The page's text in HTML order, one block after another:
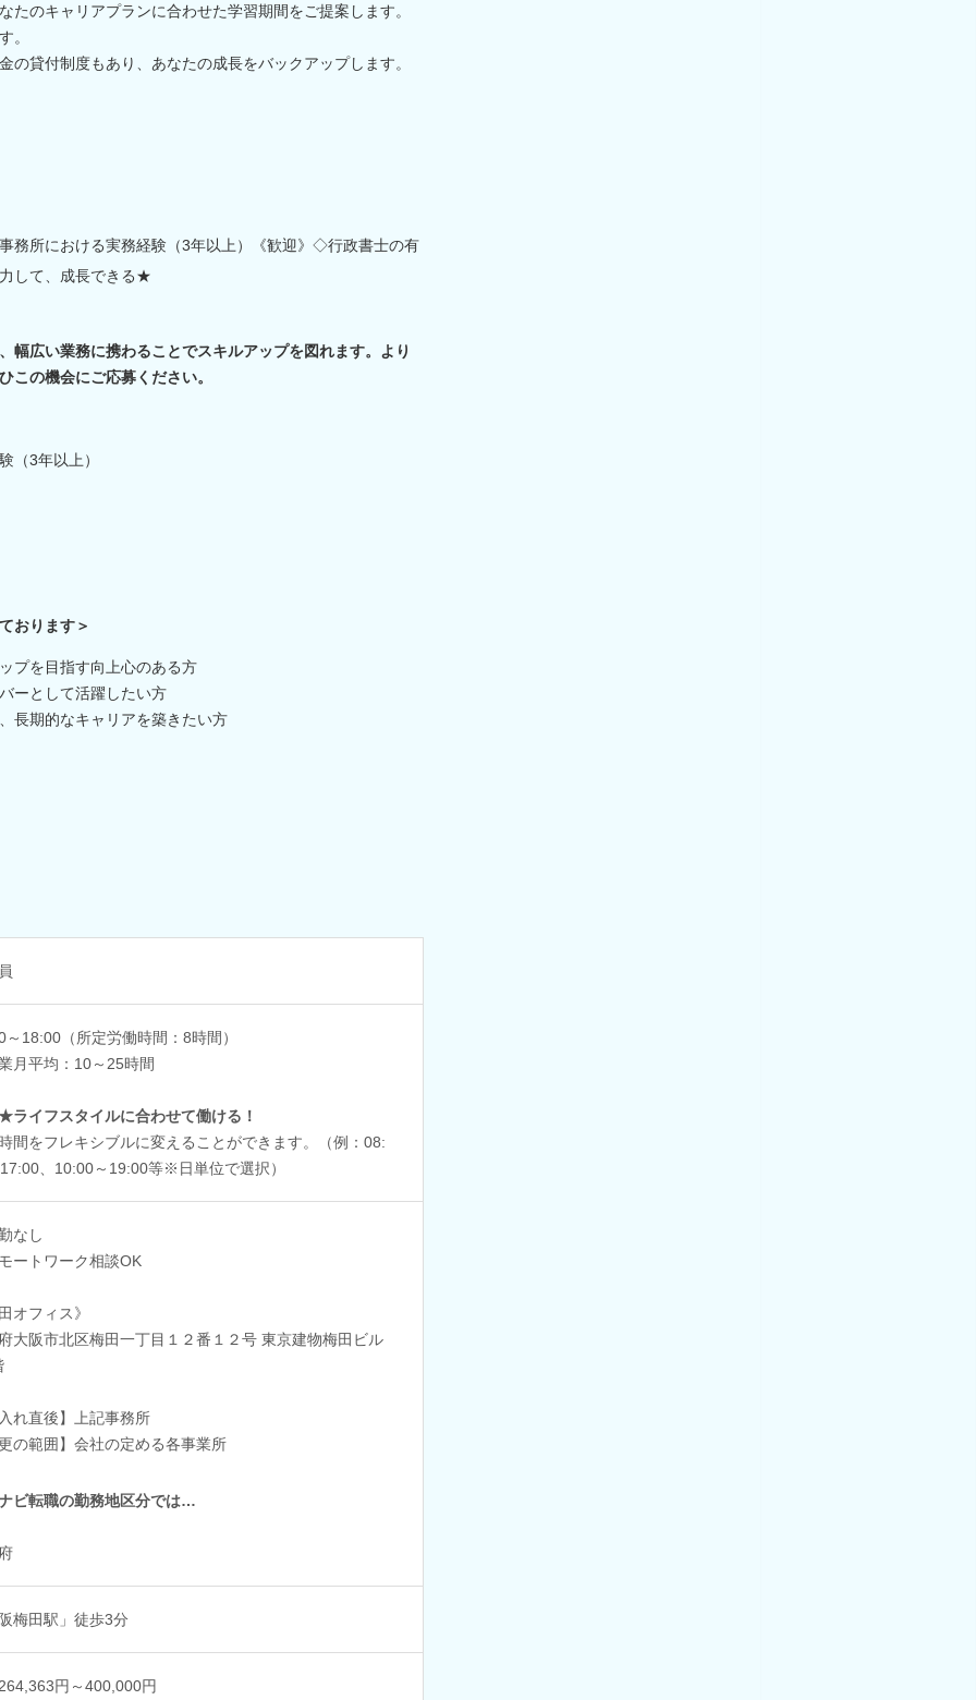
のキャリアプランに合わせた学習期間をご提案します。
。
貸付制度もあり、あなたの成長をバックアップします。
務所における実務経験（3年以上）《歓迎》◇行政書士の有
して、成長できる★
広い業務に携わることでスキルアップを図れます。より
この機会にご応募ください。
（3年以上）
おります＞
プを目指す向上心のある方
ーとして活躍したい方
長期的なキャリアを築きたい方
～18:00（所定労働時間：8時間）
月平均：10～25時間
イフスタイルに合わせて働ける！
間をフレキシブルに変えることができます。（例：08:
、10:00～19:00等※日単位で選択）
なし
ートワーク相談OK
オフィス》
大阪市北区梅田一丁目１２番１２号 東京建物梅田ビル
れ直後】上記事務所
の範囲】会社の定める各事業所
ビ転職の勤務地区分では…
梅田駅」徒歩3分
円～400,000円